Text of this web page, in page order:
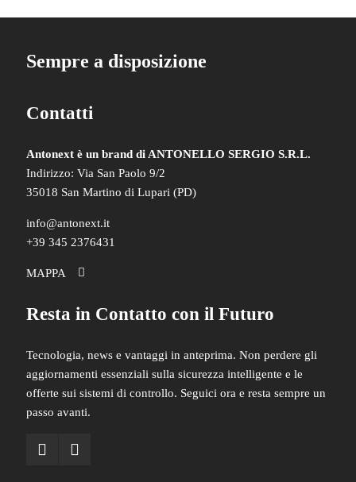
Sempre a disposizione
Contatti
Antonext è un brand di ANTONELLO SERGIO S.R.L.
Indirizzo: Via San Paolo 9/2
35018 San Martino di Lupari (PD)
info@antonext.it
+39 345 2376431
MAPPA
Resta in Contatto con il Futuro
Tecnologia, news e vantaggi in anteprima. Non perdere gli
aggiornamenti essenziali sulla sicurezza intelligente e le
offerte sui sistemi di controllo. Seguici ora e resta sempre un
passo avanti.